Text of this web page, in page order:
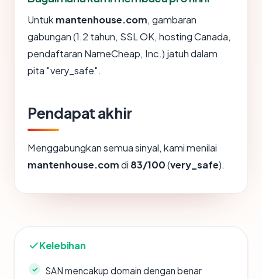
Untuk mantenhouse.com, gambaran
gabungan (1.2 tahun, SSL OK, hosting Canada,
pendaftaran NameCheap, Inc.) jatuh dalam
pita "very_safe".
Pendapat akhir
Menggabungkan semua sinyal, kami menilai
mantenhouse.comdi 83/100(very_safe).
Kelebihan
SAN mencakup domain dengan benar